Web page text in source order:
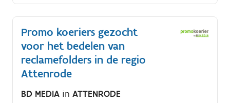
Promo koeriers gezocht
voor het bedelen van
reclamefolders in de regio
Attenrode
BD MEDIA in ATTENRODE